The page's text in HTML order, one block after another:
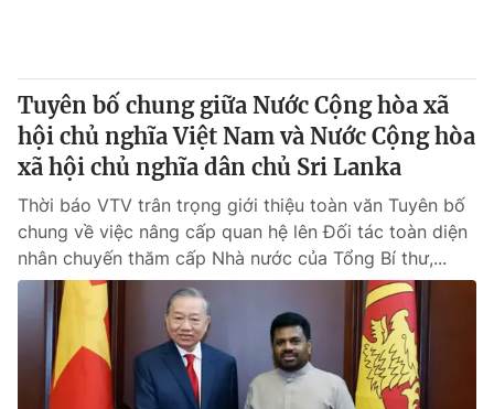
Góc doanh nghiệp
Truyền hình
Phim VTV
Hậu trường
Nhân vật
Khán giả
Giải sao mai
Giải trí
Điện ảnh
Âm nhạc
Đời sống
Du lịch
Làm đẹp
Chất lượng cuộc sống
Giáo dục
Tuyển sinh
Học trực tuyến
Công nghệ
Hitech Công nghệ tương lai
Giao lưu trực tuyến
Tuyên bố chung giữa Nước Cộng hòa xã
hội chủ nghĩa Việt Nam và Nước Cộng hòa
xã hội chủ nghĩa dân chủ Sri Lanka
Thời báo VTV trân trọng giới thiệu toàn văn Tuyên bố
chung về việc nâng cấp quan hệ lên Đối tác toàn diện
nhân chuyến thăm cấp Nhà nước của Tổng Bí thư,...